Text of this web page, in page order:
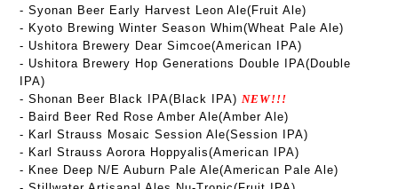
- Syonan Beer Early Harvest Leon Ale(Fruit Ale)
- Kyoto Brewing Winter Season Whim(Wheat Pale Ale)
- Ushitora Brewery Dear Simcoe(American IPA)
- Ushitora Brewery Hop Generations Double IPA(Double
IPA)
- Shonan Beer Black IPA(Black IPA) NEW!!!
- Baird Beer Red Rose Amber Ale(Amber Ale)
- Karl Strauss Mosaic Session Ale(Session IPA)
- Karl Strauss Aorora Hoppyalis(American IPA)
- Knee Deep N/E Auburn Pale Ale(American Pale Ale)